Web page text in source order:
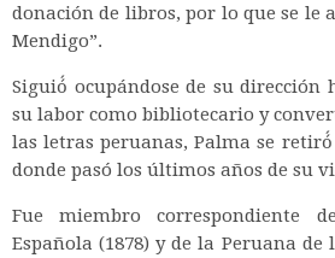
donación de libros, por lo que se le
Mendigo”.
Siguió́ ocupándose de su dirección
su labor como bibliotecario y
las letras peruanas, Palma se
donde pasó los últimos años de su
Fue miembro correspondiente
Española (1878) y de la Peruana de